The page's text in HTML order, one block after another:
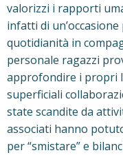
valorizzi i rapporti
infatti di
quotidianità in
personale ragazzi
approfondire i propri
superficiali
state scandite da
associati hanno
per “smistare” e